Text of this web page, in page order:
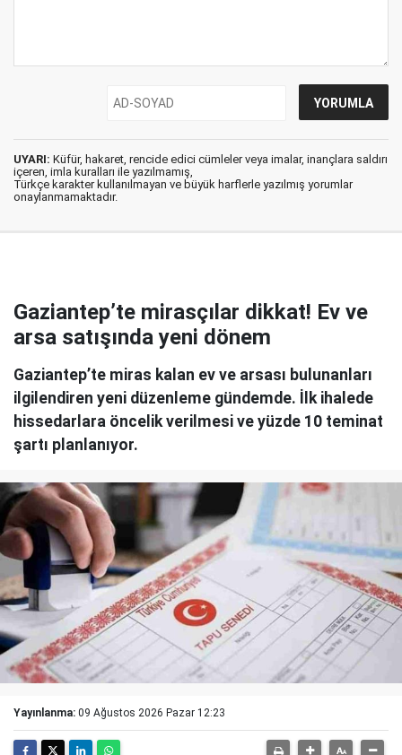
UYARI: Küfür, hakaret, rencide edici cümleler veya imalar, inançlara saldırı
içeren, imla kuralları ile yazılmamış,
Türkçe karakter kullanılmayan ve büyük harflerle yazılmış yorumlar
onaylanmamaktadır.
Gaziantep’te mirasçılar dikkat! Ev ve
arsa satışında yeni dönem
Gaziantep’te miras kalan ev ve arsası bulunanları
ilgilendiren yeni düzenleme gündemde. İlk ihalede
hissedarlara öncelik verilmesi ve yüzde 10 teminat
şartı planlanıyor.
Yayınlanma: 09 Ağustos 2026 Pazar 12:23